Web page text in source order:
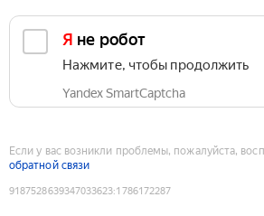
Я не робот
Нажмите, чтобы продолжить
Yandex SmartCaptcha
Если у вас возникли проблемы, пожалуйста,
обратной связи
9187528639347033623:1786172287